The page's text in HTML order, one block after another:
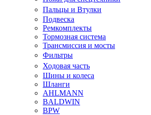
Пальцы и Втулки
Подвеска
Ремкомплекты
Тормозная система
Трансмиссия и мосты
Фильтры
Ходовая часть
Шины и колеса
Шланги
AHLMANN
BALDWIN
BPW